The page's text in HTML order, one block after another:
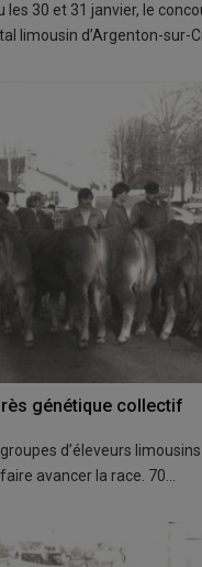
les 30 et 31 janvier, le
limousin d’Argenton-sur-
génétique collectif
d’éleveurs
avancer la race. 70…